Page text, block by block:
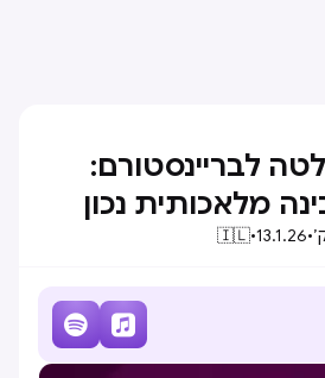
לבריינסטורם:
מלאכותית נכון
•
13.1.26
•
🇮🇱

